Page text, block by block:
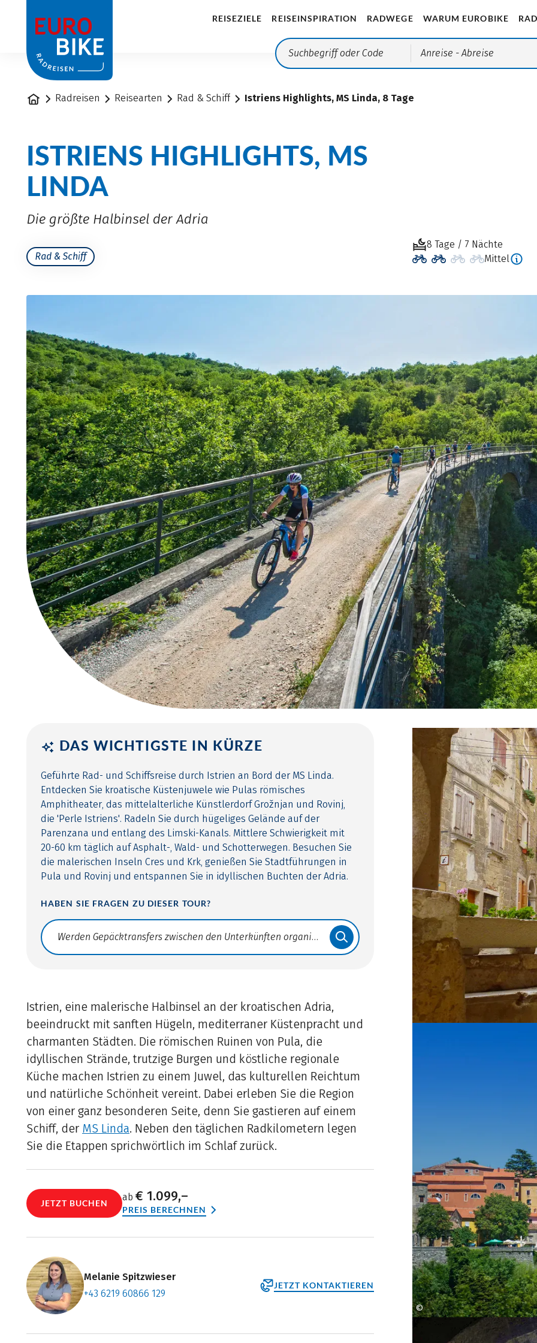
REISEZIELE REISEINSPIRATION RADWEGE WARUM EUROBIKE
Anreise - Abreise
StartseiteRadreisen Reisearten Rad & Schiff Istriens Highlights, MS Linda, 8 Tage
ISTRIENS HIGHLIGHTS, MS
LINDA
Die größte Halbinsel der Adria
Rad & Schiff
8 Tage / 7 Nächte
Mittel
DAS WICHTIGSTE IN KÜRZE
Geführte Rad- und Schiffsreise durch Istrien an Bord der MS Linda.
Entdecken Sie kroatische Küstenjuwele wie Pulas römisches
Amphitheater, das mittelalterliche Künstlerdorf Grožnjan und Rovinj,
die 'Perle Istriens'. Radeln Sie durch hügeliges Gelände auf der
Parenzana und entlang des Limski-Kanals. Mittlere Schwierigkeit mit
20-60 km täglich auf Asphalt-, Wald- und Schotterwegen. Besuchen Sie
die malerischen Inseln Cres und Krk, genießen Sie Stadtführungen in
Pula und Rovinj und entspannen Sie in idyllischen Buchten der Adria.
HABEN SIE FRAGEN ZU DIESER TOUR?
Translate: a11y.faq.search
Istrien, eine malerische Halbinsel an der kroatischen Adria,
beeindruckt mit sanften Hügeln, mediterraner Küstenpracht und
charmanten Städten. Die römischen Ruinen von Pula, die
idyllischen Strände, trutzige Burgen und köstliche regionale
Küche machen Istrien zu einem Juwel, das kulturellen Reichtum
und natürliche Schönheit vereint. Dabei erleben Sie die Region
von einer ganz besonderen Seite, denn Sie gastieren auf einem
Schiff, der MS Linda. Neben den täglichen Radkilometern legen
Sie die Etappen sprichwörtlich im Schlaf zurück.
JETZT BUCHEN
ab € 1.099,–
PREIS BERECHNEN
Melanie Spitzwieser
+43 6219 60866 129
JETZT KONTAKTIEREN
Termin vereinbaren
© Ivan Duran